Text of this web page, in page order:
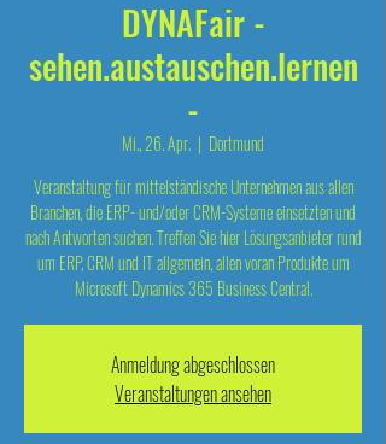
DYNAFair -
sehen.austauschen.lernen
-
Mi., 26. Apr.
  |
Dortmund
Veranstaltung für mittelständische Unternehmen aus allen
Branchen, die ERP- und/oder CRM-Systeme einsetzten und
nach Antworten suchen. Treffen Sie hier Lösungsanbieter rund
um ERP, CRM und IT allgemein, allen voran Produkte um
Microsoft Dynamics 365 Business Central.
Anmeldung abgeschlossen
Veranstaltungen ansehen